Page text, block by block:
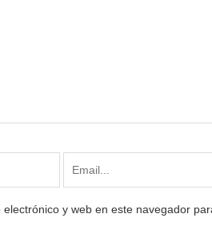
y web en este navegador